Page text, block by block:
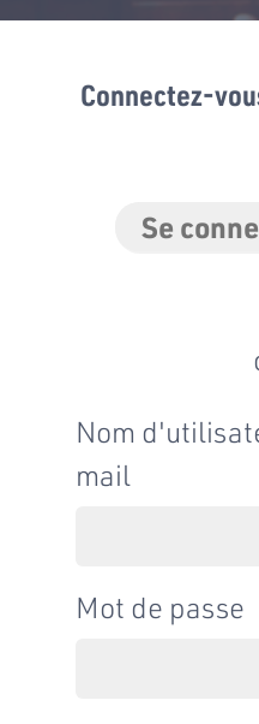
Connectez-
Se
Nom
mail
Mot de passe